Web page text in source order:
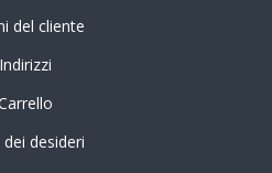
del cliente
Indirizzi
dei desideri